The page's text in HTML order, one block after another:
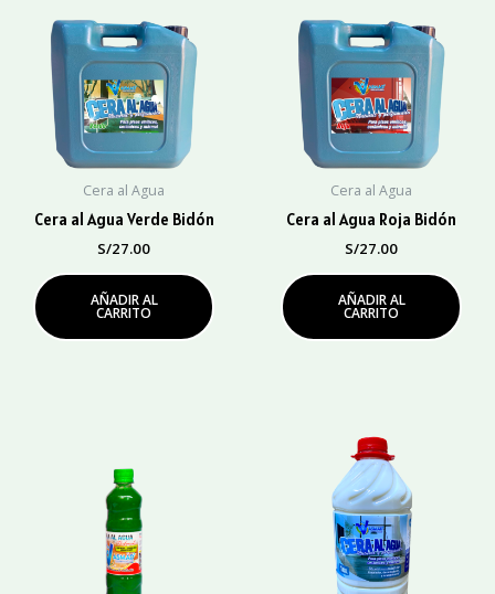
Cera al Agua
Cera al Agua Verde Bidón
S/27.00
AÑADIR AL
CARRITO
Cera al Agua
Cera al Agua Roja Bidón
S/27.00
AÑADIR AL
CARRITO